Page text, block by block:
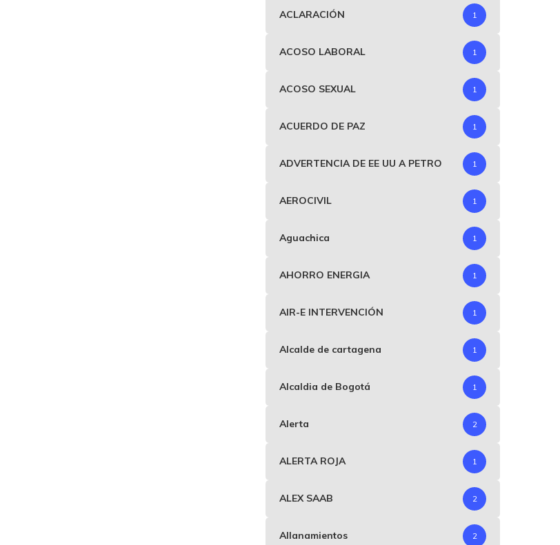
ACLARACIÓN 1
ACOSO LABORAL 1
ACOSO SEXUAL 1
ACUERDO DE PAZ 1
ADVERTENCIA DE EE UU A PETRO 1
AEROCIVIL 1
Aguachica 1
AHORRO ENERGIA 1
AIR-E INTERVENCIÓN 1
Alcalde de cartagena 1
Alcaldia de Bogotá 1
Alerta 2
ALERTA ROJA 1
ALEX SAAB 2
Allanamientos 2